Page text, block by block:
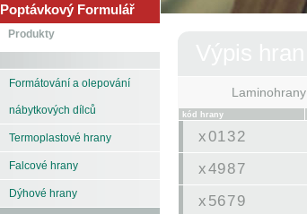
Poptávkový Formulář
Produkty
Formátování a olepování
nábytkových dílců
Termoplastové hrany
Falcové hrany
Dýhové hrany
Laminohrany
kód hrany
x0132
x4987
x5679